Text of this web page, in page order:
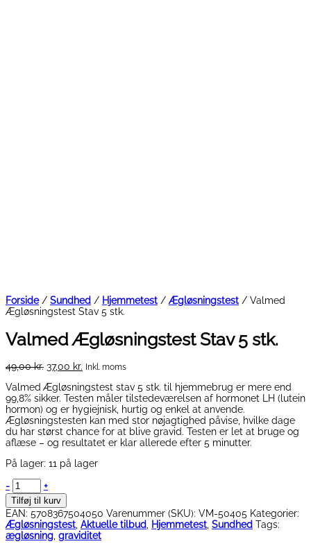
Forside/ Sundhed / Hjemmetest / Ægløsningstest / Valmed
Ægløsningstest Stav 5 stk.
Valmed Ægløsningstest Stav 5 stk.
49,00kr. Den
pris
var:
49,00 kr..
37,00 kr. Den
pris
er:
37,00 kr..
Inkl. moms
Valmed Ægløsningstest stav 5 stk. til hjemmebrug er mere end
99,8% sikker. Testen måler tilstedeværelsen af hormonet LH (lutein
hormon) og er hygiejnisk, hurtig og enkel at anvende.
Ægløsningstesten kan med stor nøjagtighed påvise, hvilke dage
du har størst chance for at blive gravid. Testen er let at bruge og
aflæse – og resultatet er klar allerede efter 5 minutter.
På lager: 11 på lager
- Valmed
Ægløsningstest
Stav
5
stk.
antal
+
Tilføj til kurv
EAN: 5708367504050 Varenummer (SKU): VM-50405 Kategorier:
Ægløsningstest, Aktuelle tilbud, Hjemmetest, Sundhed Tags:
ægløsning, graviditet